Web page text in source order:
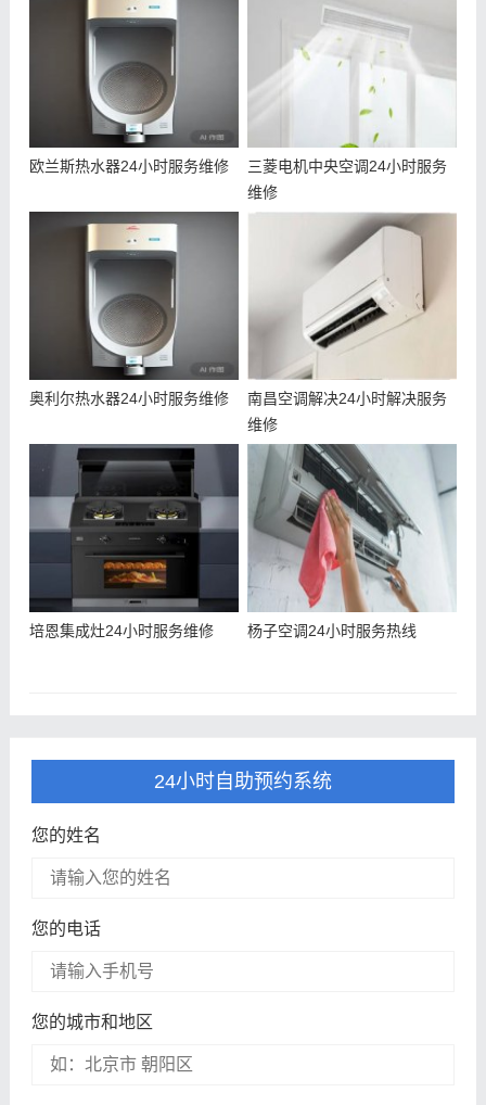
欧兰斯热水器24小时服务维修
三菱电机中央空调24小时服务
维修
奥利尔热水器24小时服务维修
南昌空调解决24小时解决服务
维修
培恩集成灶24小时服务维修 杨子空调24小时服务热线
24小时自助预约系统
您的姓名
您的电话
您的城市和地区